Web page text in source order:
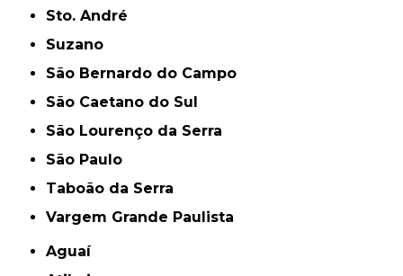
Sto. André
Suzano
São Bernardo do Campo
São Caetano do Sul
São Lourenço da Serra
São Paulo
Taboão da Serra
Vargem Grande Paulista
Aguaí